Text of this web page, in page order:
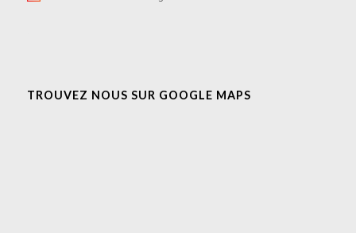
TROUVEZ NOUS SUR GOOGLE MAPS